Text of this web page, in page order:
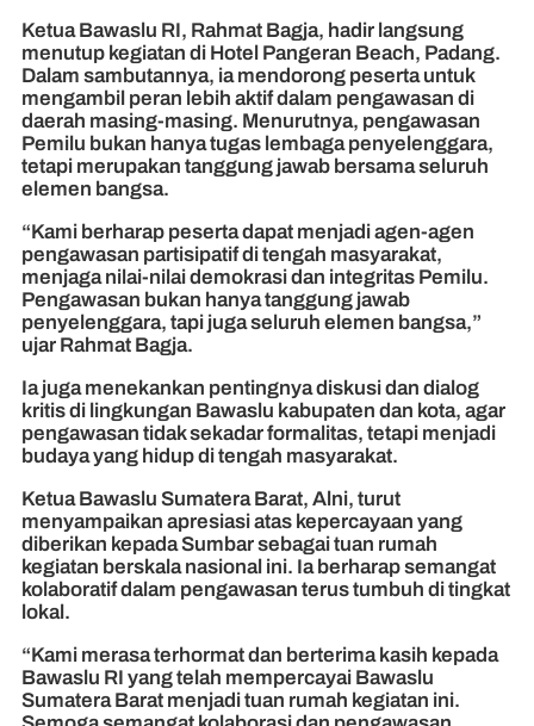
Ketua Bawaslu RI, Rahmat Bagja, hadir langsung
menutup kegiatan di Hotel Pangeran Beach, Padang.
Dalam sambutannya, ia mendorong peserta untuk
mengambil peran lebih aktif dalam pengawasan di
daerah masing-masing. Menurutnya, pengawasan
Pemilu bukan hanya tugas lembaga penyelenggara,
tetapi merupakan tanggung jawab bersama seluruh
elemen bangsa.
“Kami berharap peserta dapat menjadi agen-agen
pengawasan partisipatif di tengah masyarakat,
menjaga nilai-nilai demokrasi dan integritas Pemilu.
Pengawasan bukan hanya tanggung jawab
penyelenggara, tapi juga seluruh elemen bangsa,”
ujar Rahmat Bagja.
Ia juga menekankan pentingnya diskusi dan dialog
kritis di lingkungan Bawaslu kabupaten dan kota, agar
pengawasan tidak sekadar formalitas, tetapi menjadi
budaya yang hidup di tengah masyarakat.
Ketua Bawaslu Sumatera Barat, Alni, turut
menyampaikan apresiasi atas kepercayaan yang
diberikan kepada Sumbar sebagai tuan rumah
kegiatan berskala nasional ini. Ia berharap semangat
kolaboratif dalam pengawasan terus tumbuh di tingkat
lokal.
“Kami merasa terhormat dan berterima kasih kepada
Bawaslu RI yang telah mempercayai Bawaslu
Sumatera Barat menjadi tuan rumah kegiatan ini.